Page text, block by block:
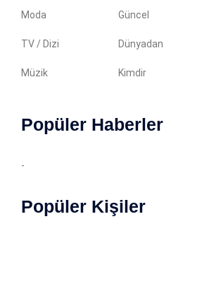
Moda Güncel
TV / Dizi Dünyadan
Müzik Kimdir
Popüler Haberler
-
Popüler Kişiler